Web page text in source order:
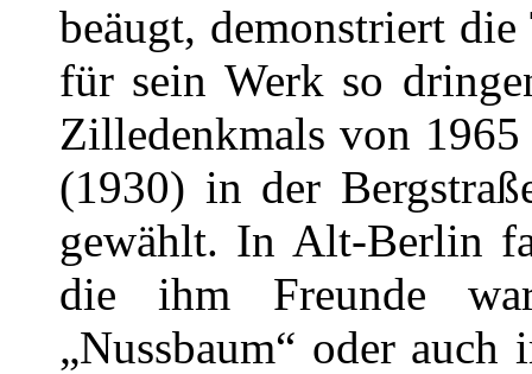
beäugt, demonstriert
für sein Werk so
Zilledenkmals von
(1930) in der
gewählt. In Alt-Berlin
die ihm Freunde
„Nussbaum“ oder